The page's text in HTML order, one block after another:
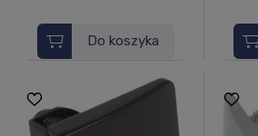
Do koszyka